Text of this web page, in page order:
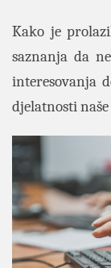
Kako je
saznanja da
interesovanja
djelatnosti